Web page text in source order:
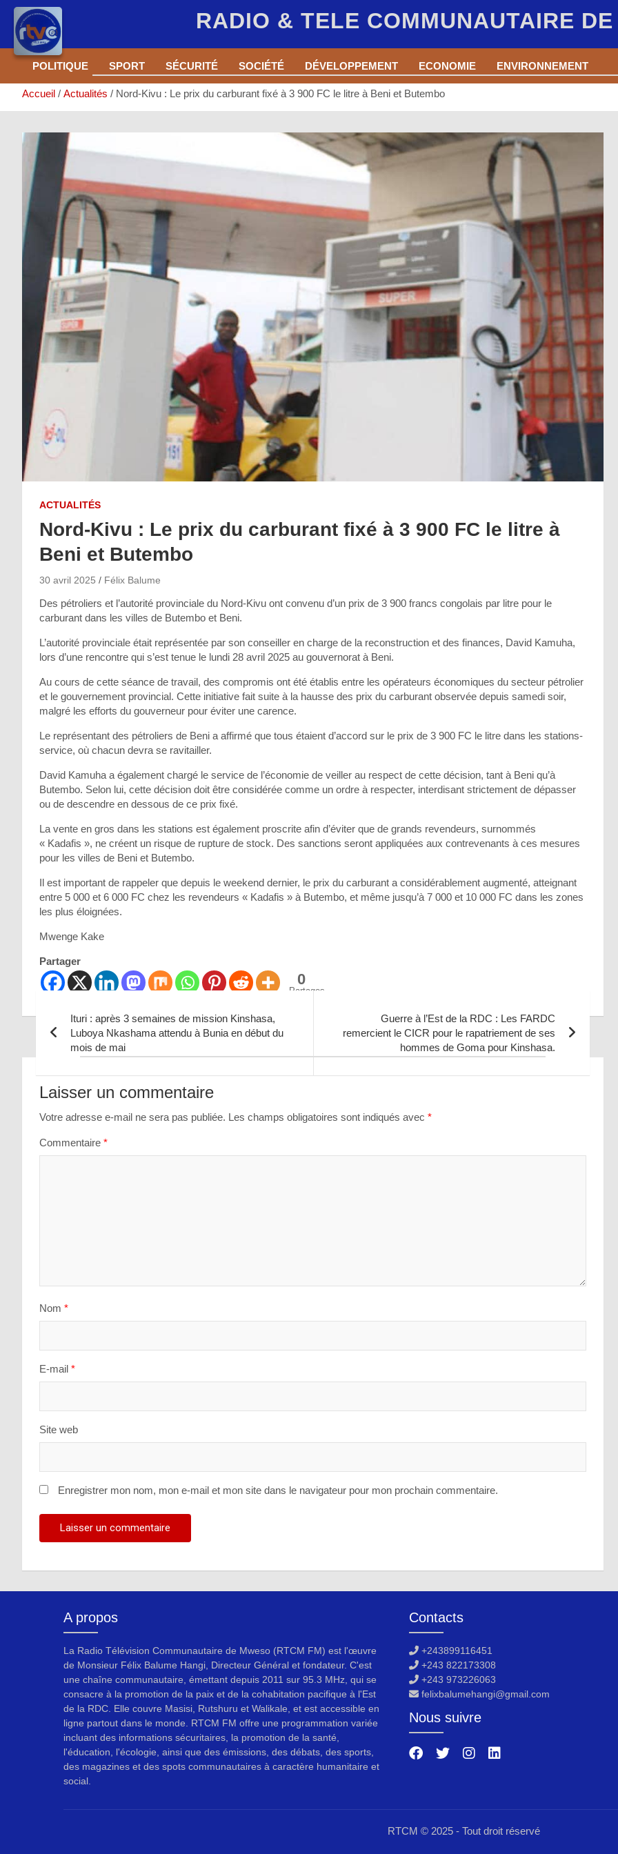
RADIO & TELE COMMUNAUTAIRE DE
Aller
contenu
POLITIQUE SPORT SÉCURITÉ SOCIÉTÉ DÉVELOPPEMENT ECONOMIE ENVIRONNEMENT
Accueil Actualités Nord-Kivu : Le prix du carburant fixé à 3 900 FC le litre à Beni et Butembo
ACTUALITÉS
Nord-Kivu : Le prix du carburant fixé à 3 900 FC le litre à
Beni et Butembo
30 avril 2025 Félix Balume
Des pétroliers et l’autorité provinciale du Nord-Kivu ont convenu d’un prix de 3 900 francs congolais par litre pour le
carburant dans les villes de Butembo et Beni.
L’autorité provinciale était représentée par son conseiller en charge de la reconstruction et des finances, David Kamuha,
lors d’une rencontre qui s’est tenue le lundi 28 avril 2025 au gouvernorat à Beni.
Au cours de cette séance de travail, des compromis ont été établis entre les opérateurs économiques du secteur pétrolier
et le gouvernement provincial. Cette initiative fait suite à la hausse des prix du carburant observée depuis samedi soir,
malgré les efforts du gouverneur pour éviter une carence.
Le représentant des pétroliers de Beni a affirmé que tous étaient d’accord sur le prix de 3 900 FC le litre dans les stations-
service, où chacun devra se ravitailler.
David Kamuha a également chargé le service de l’économie de veiller au respect de cette décision, tant à Beni qu’à
Butembo. Selon lui, cette décision doit être considérée comme un ordre à respecter, interdisant strictement de dépasser
ou de descendre en dessous de ce prix fixé.
La vente en gros dans les stations est également proscrite afin d’éviter que de grands revendeurs, surnommés
« Kadafis », ne créent un risque de rupture de stock. Des sanctions seront appliquées aux contrevenants à ces mesures
pour les villes de Beni et Butembo.
Il est important de rappeler que depuis le weekend dernier, le prix du carburant a considérablement augmenté, atteignant
entre 5 000 et 6 000 FC chez les revendeurs « Kadafis » à Butembo, et même jusqu’à 7 000 et 10 000 FC dans les zones
les plus éloignées.
Mwenge Kake
Partager
0
Partages
Navigation
de
l’article
Ituri : après 3 semaines de mission Kinshasa,
Luboya Nkashama attendu à Bunia en début du
mois de mai
Guerre à l’Est de la RDC : Les FARDC
remercient le CICR pour le rapatriement de ses
hommes de Goma pour Kinshasa.
Laisser un commentaire
Votre adresse e-mail ne sera pas publiée. Les champs obligatoires sont indiqués avec *
Commentaire *
Nom *
E-mail *
Site web
Enregistrer mon nom, mon e-mail et mon site dans le navigateur pour mon prochain commentaire.
A propos
La Radio Télévision Communautaire de Mweso (RTCM FM) est l'œuvre
de Monsieur Félix Balume Hangi, Directeur Général et fondateur. C'est
une chaîne communautaire, émettant depuis 2011 sur 95.3 MHz, qui se
consacre à la promotion de la paix et de la cohabitation pacifique à l'Est
de la RDC. Elle couvre Masisi, Rutshuru et Walikale, et est accessible en
ligne partout dans le monde. RTCM FM offre une programmation variée
incluant des informations sécuritaires, la promotion de la santé,
l'éducation, l'écologie, ainsi que des émissions, des débats, des sports,
des magazines et des spots communautaires à caractère humanitaire et
social.
Contacts
+243899116451
+243 822173308
+243 973226063
felixbalumehangi@gmail.com
Nous suivre
RTCM © 2025 - Tout droit réservé